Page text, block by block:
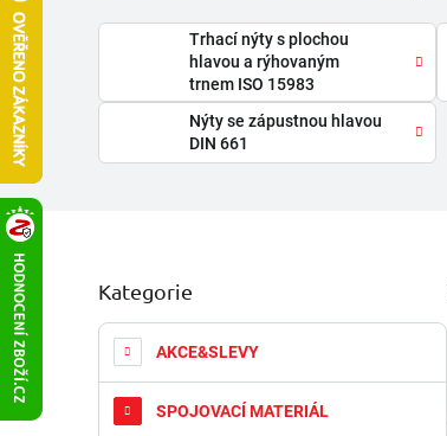
Trhací nýty s plochou
hlavou a rýhovaným
trnem ISO 15983
Nýty se zápustnou hlavou
DIN 661
o
s
r
Přeskočit
kategorie
Kategorie
AKCE&SLEVY
SPOJOVACÍ MATERIÁL